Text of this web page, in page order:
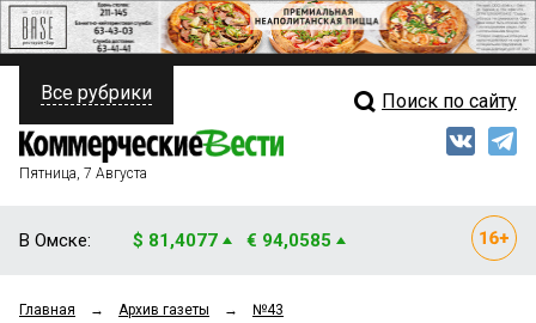
ПОЛИТИКА
ФИНАНСЫ
Свежий выпуск
Все рубрики Поиск по сайту
Пятница, 7 Августа
В Омске: $ 81,4077 € 94,0585
Главная → Архив газеты → №43